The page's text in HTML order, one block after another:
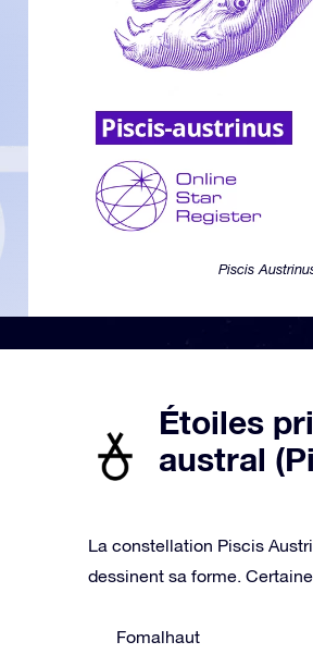
Piscis
Étoiles
austral
La constellation Piscis
dessinent sa forme.
Fomalhaut